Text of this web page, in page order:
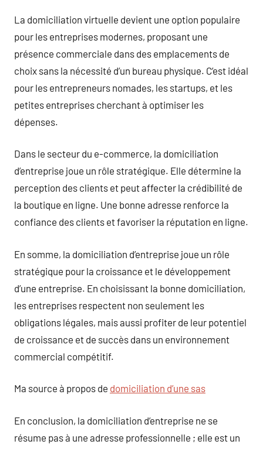
La domiciliation virtuelle devient une option populaire
pour les entreprises modernes, proposant une
présence commerciale dans des emplacements de
choix sans la nécessité d’un bureau physique. C’est idéal
pour les entrepreneurs nomades, les startups, et les
petites entreprises cherchant à optimiser les
dépenses.
Dans le secteur du e-commerce, la domiciliation
d’entreprise joue un rôle stratégique. Elle détermine la
perception des clients et peut affecter la crédibilité de
la boutique en ligne. Une bonne adresse renforce la
confiance des clients et favoriser la réputation en ligne.
En somme, la domiciliation d’entreprise joue un rôle
stratégique pour la croissance et le développement
d’une entreprise. En choisissant la bonne domiciliation,
les entreprises respectent non seulement les
obligations légales, mais aussi profiter de leur potentiel
de croissance et de succès dans un environnement
commercial compétitif.
Ma source à propos de domiciliation d’une sas
En conclusion, la domiciliation d’entreprise ne se
résume pas à une adresse professionnelle ; elle est un